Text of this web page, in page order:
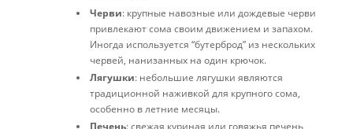
Черви: крупные навозные или дождевые черви
привлекают сома своим движением и запахом.
Иногда используется “бутерброд” из нескольких
червей, нанизанных на один крючок.
Лягушки: небольшие лягушки являются
традиционной наживкой для крупного сома,
особенно в летние месяцы.